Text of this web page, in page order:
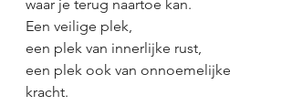
waar je terug naartoe kan.
Een veilige plek,
een plek van innerlijke rust,
een plek ook van onnoemelijke
kracht.